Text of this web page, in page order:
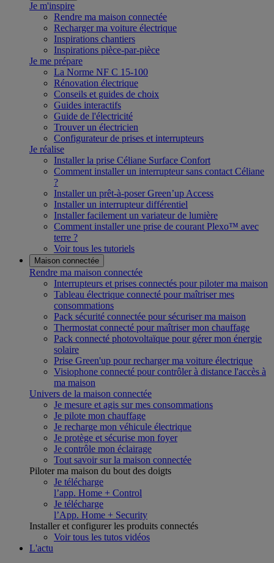
Je m'inspire
Rendre ma maison connectée
Recharger ma voiture électrique
Inspirations chantiers
Inspirations pièce-par-pièce
Je me prépare
La Norme NF C 15-100
Rénovation électrique
Conseils et guides de choix
Guides interactifs
Guide de l'électricité
Trouver un électricien
Configurateur de prises et interrupteurs
Je réalise
Installer la prise Céliane Surface Confort
Comment installer un interrupteur sans contact Céliane
?
Installer un prêt-à-poser Green’up Access
Installer un interrupteur différentiel
Installer facilement un variateur de lumière
Comment installer une prise de courant Plexo™ avec
terre ?
Voir tous les tutoriels
Maison connectée
Rendre ma maison connectée
Interrupteurs et prises connectés pour piloter ma maison
Tableau électrique connecté pour maîtriser mes
consommations
Pack sécurité connectée pour sécuriser ma maison
Thermostat connecté pour maîtriser mon chauffage
Pack connecté photovoltaïque pour gérer mon énergie
solaire
Prise Green'up pour recharger ma voiture électrique
Visiophone connecté pour contrôler à distance l'accès à
ma maison
Univers de la maison connectée
Je mesure et agis sur mes consommations
Je pilote mon chauffage
Je recharge mon véhicule électrique
Je protège et sécurise mon foyer
Je contrôle mon éclairage
Tout savoir sur la maison connectée
Piloter ma maison du bout des doigts
Je télécharge
l’app. Home + Control
Je télécharge
l’App. Home + Security
Installer et configurer les produits connectés
Voir tous les tutos vidéos
L'actu